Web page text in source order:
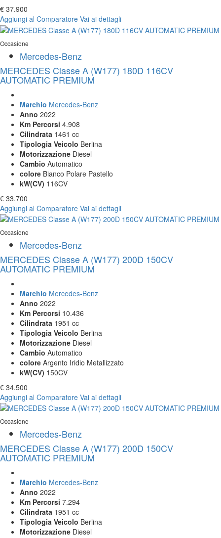
€ 37.900
Aggiungi al Comparatore Vai ai dettagli
Occasione
Mercedes-Benz
MERCEDES Classe A (W177) 180D 116CV
AUTOMATIC PREMIUM
Marchio Mercedes-Benz
Anno 2022
Km Percorsi 4.908
Cilindrata 1461 cc
Tipologia Veicolo Berlina
Motorizzazione Diesel
Cambio Automatico
colore Bianco Polare Pastello
kW(CV) 116CV
€ 33.700
Aggiungi al Comparatore Vai ai dettagli
Occasione
Mercedes-Benz
MERCEDES Classe A (W177) 200D 150CV
AUTOMATIC PREMIUM
Marchio Mercedes-Benz
Anno 2022
Km Percorsi 10.436
Cilindrata 1951 cc
Tipologia Veicolo Berlina
Motorizzazione Diesel
Cambio Automatico
colore Argento Iridio Metallizzato
kW(CV) 150CV
€ 34.500
Aggiungi al Comparatore Vai ai dettagli
Occasione
Mercedes-Benz
MERCEDES Classe A (W177) 200D 150CV
AUTOMATIC PREMIUM
Marchio Mercedes-Benz
Anno 2022
Km Percorsi 7.294
Cilindrata 1951 cc
Tipologia Veicolo Berlina
Motorizzazione Diesel